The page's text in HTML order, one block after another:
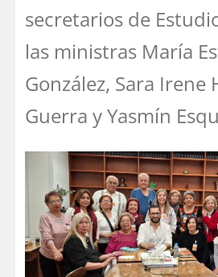
secretarios de
las ministras María
González, Sara Irene
Guerra y Yasmín